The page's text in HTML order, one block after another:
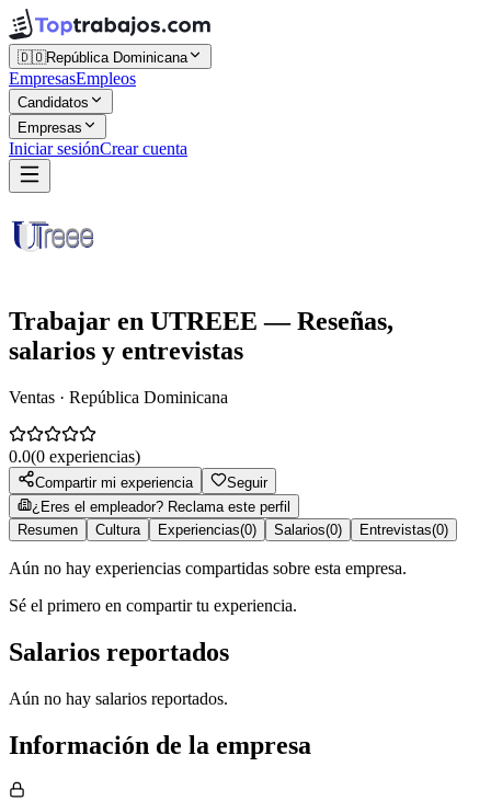
🇩🇴República Dominicana
EmpresasEmpleos
Candidatos
Empresas
Iniciar sesiónCrear cuenta
Trabajar en UTREEE — Reseñas,
salarios y entrevistas
Ventas · República Dominicana
0.0(0 experiencias)
Compartir mi experiencia
Seguir
¿Eres el empleador? Reclama este perfil
Resumen
Cultura Experiencias(0) Salarios(0) Entrevistas(0)
Aún no hay experiencias compartidas sobre esta empresa.
Sé el primero en compartir tu experiencia.
Salarios reportados
Aún no hay salarios reportados.
Información de la empresa